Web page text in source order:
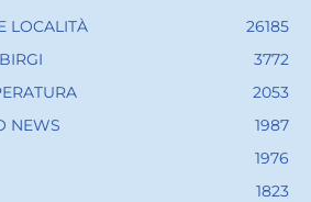
LOCALITÀ
26185
3772
2053
NEWS
1987
1976
1823